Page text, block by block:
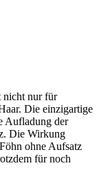
nicht nur für
Die einzigartige
Aufladung der
Die Wirkung
ohne Aufsatz
für noch